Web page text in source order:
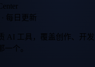
每日更新
AI 工具，覆盖创作、开
一个。